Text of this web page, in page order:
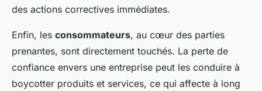
des actions correctives immédiates.
Enfin, les consommateurs, au cœur des parties
prenantes, sont directement touchés. La perte de
confiance envers une entreprise peut les conduire à
boycotter produits et services, ce qui affecte à long